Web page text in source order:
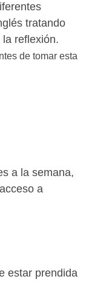
tratando
reflexión.
de tomar esta
a la semana,
a
estar prendida